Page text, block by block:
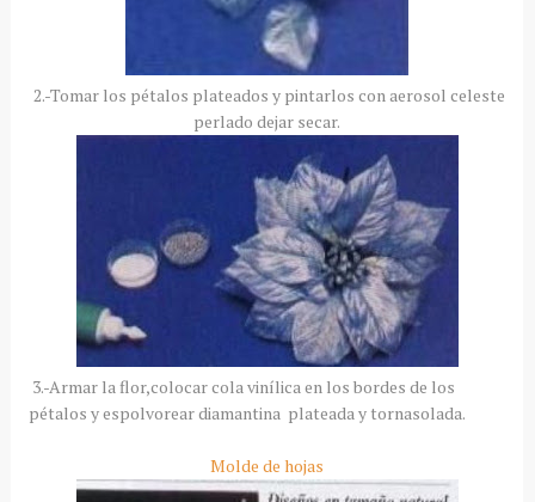
2.-Tomar los pétalos plateados y pintarlos con aerosol celeste
perlado dejar secar.
3.-Armar la flor,colocar cola vinílica en los bordes de los
pétalos y espolvorear diamantina plateada y tornasolada.
Molde de hojas